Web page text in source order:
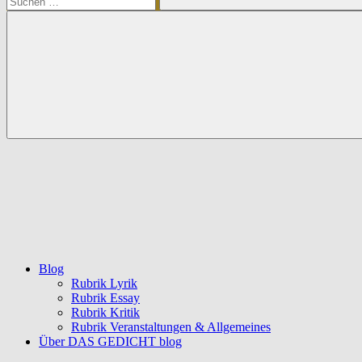
Suchen
Blog
Rubrik Lyrik
Rubrik Essay
Rubrik Kritik
Rubrik Veranstaltungen & Allgemeines
Über DAS GEDICHT blog